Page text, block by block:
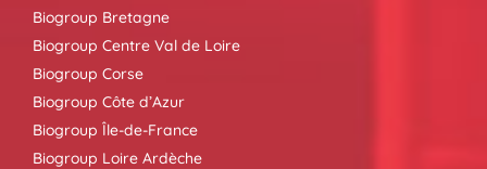
Biogroup Bretagne
Biogroup Centre Val de Loire
Biogroup Corse
Biogroup Côte d’Azur
Biogroup Île-de-France
Biogroup Loire Ardèche